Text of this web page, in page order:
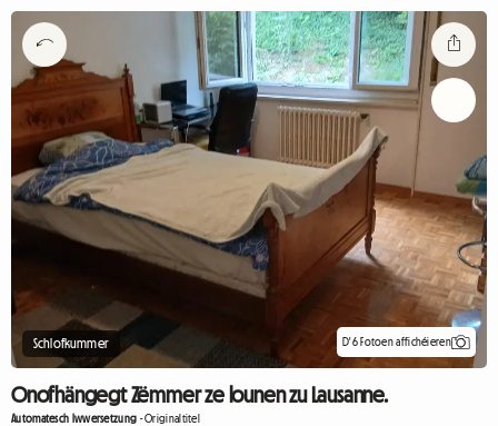
Schlofkummer D'6 Fotoen affichéieren
Onofhängegt Zëmmer ze lounen zu Lausanne.
Automatesch Iwwersetzung -Originaltitel